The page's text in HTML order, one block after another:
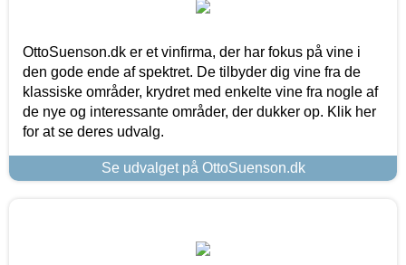
OttoSuenson.dk er et vinfirma, der har fokus på vine i
den gode ende af spektret. De tilbyder dig vine fra de
klassiske områder, krydret med enkelte vine fra nogle af
de nye og interessante områder, der dukker op. Klik her
for at se deres udvalg.
Se udvalget på OttoSuenson.dk